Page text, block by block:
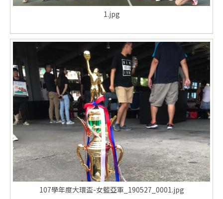
1.jpg
107學年度大環盃-女籃亞軍_190527_0001.jpg